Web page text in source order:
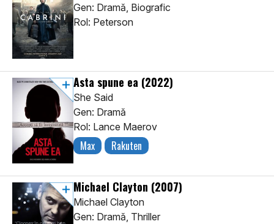
Gen: Dramă, Biografic
Rol: Peterson
Asta spune ea (2022)
She Said
Gen: Dramă
Rol: Lance Maerov
Max Rakuten
Michael Clayton (2007)
Michael Clayton
Gen: Dramă, Thriller